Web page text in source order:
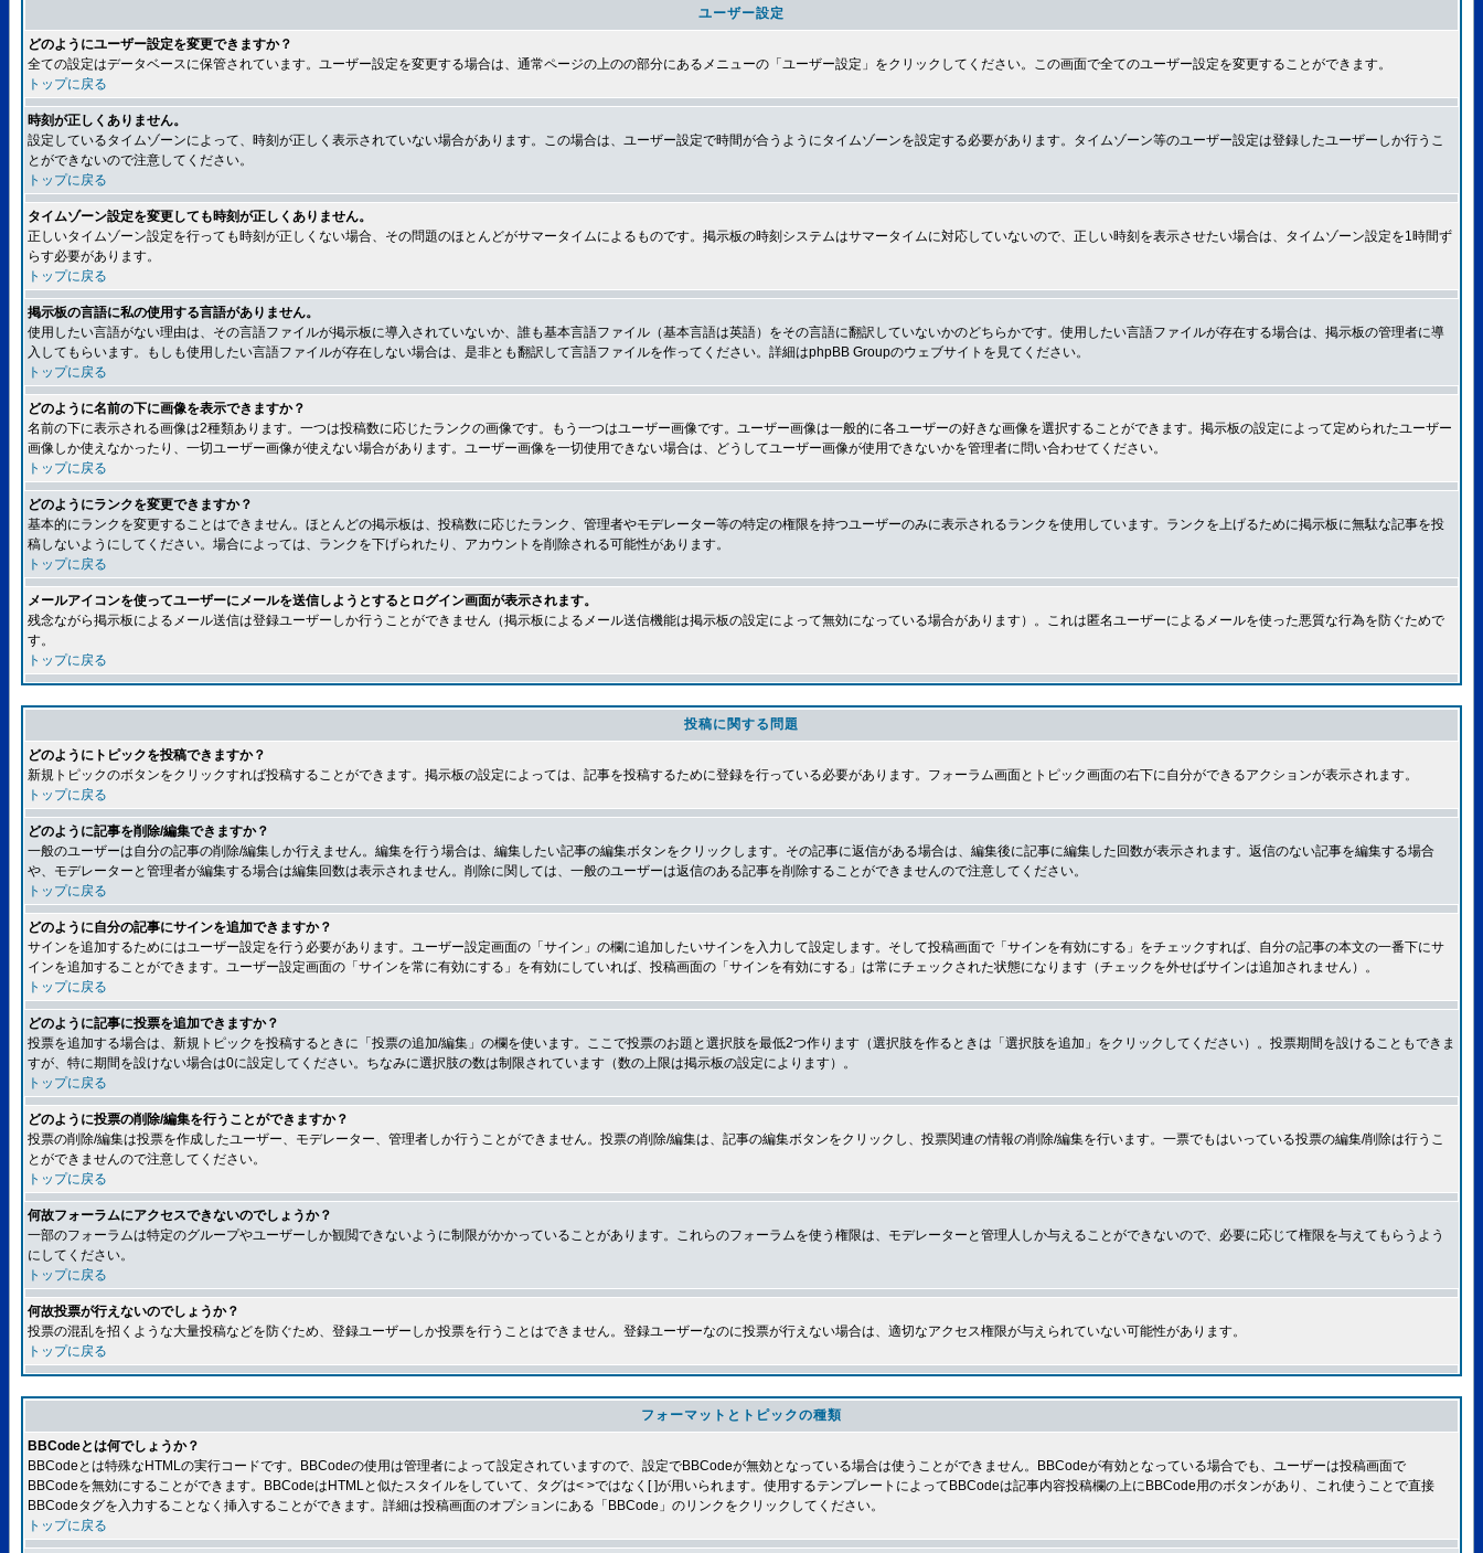
ユーザー設定
どのようにユーザー設定を変更できますか？
全ての設定はデータベースに保管されています。ユーザー設定を変更する場合は、通常ページの上のの部分にあるメニューの「ユーザー設定」をクリックしてください。この画面で全てのユーザー設定を変更することができます。
トップに戻る
時刻が正しくありません。
設定しているタイムゾーンによって、時刻が正しく表示されていない場合があります。この場合は、ユーザー設定で時間が合うようにタイムゾーンを設定する必要があります。タイムゾーン等のユーザー設定は登録したユーザーしか行うこ
とができないので注意してください。
トップに戻る
タイムゾーン設定を変更しても時刻が正しくありません。
正しいタイムゾーン設定を行っても時刻が正しくない場合、その問題のほとんどがサマータイムによるものです。掲示板の時刻システムはサマータイムに対応していないので、正しい時刻を表示させたい場合は、タイムゾーン設定を1時間ず
らす必要があります。
トップに戻る
掲示板の言語に私の使用する言語がありません。
使用したい言語がない理由は、その言語ファイルが掲示板に導入されていないか、誰も基本言語ファイル（基本言語は英語）をその言語に翻訳していないかのどちらかです。使用したい言語ファイルが存在する場合は、掲示板の管理者に導
入してもらいます。もしも使用したい言語ファイルが存在しない場合は、是非とも翻訳して言語ファイルを作ってください。詳細はphpBB Groupのウェブサイトを見てください。
トップに戻る
どのように名前の下に画像を表示できますか？
名前の下に表示される画像は2種類あります。一つは投稿数に応じたランクの画像です。もう一つはユーザー画像です。ユーザー画像は一般的に各ユーザーの好きな画像を選択することができます。掲示板の設定によって定められたユーザー
画像しか使えなかったり、一切ユーザー画像が使えない場合があります。ユーザー画像を一切使用できない場合は、どうしてユーザー画像が使用できないかを管理者に問い合わせてください。
トップに戻る
どのようにランクを変更できますか？
基本的にランクを変更することはできません。ほとんどの掲示板は、投稿数に応じたランク、管理者やモデレーター等の特定の権限を持つユーザーのみに表示されるランクを使用しています。ランクを上げるために掲示板に無駄な記事を投
稿しないようにしてください。場合によっては、ランクを下げられたり、アカウントを削除される可能性があります。
トップに戻る
メールアイコンを使ってユーザーにメールを送信しようとするとログイン画面が表示されます。
残念ながら掲示板によるメール送信は登録ユーザーしか行うことができません（掲示板によるメール送信機能は掲示板の設定によって無効になっている場合があります）。これは匿名ユーザーによるメールを使った悪質な行為を防ぐためで
す。
トップに戻る
投稿に関する問題
どのようにトピックを投稿できますか？
新規トピックのボタンをクリックすれば投稿することができます。掲示板の設定によっては、記事を投稿するために登録を行っている必要があります。フォーラム画面とトピック画面の右下に自分ができるアクションが表示されます。
トップに戻る
どのように記事を削除/編集できますか？
一般のユーザーは自分の記事の削除/編集しか行えません。編集を行う場合は、編集したい記事の編集ボタンをクリックします。その記事に返信がある場合は、編集後に記事に編集した回数が表示されます。返信のない記事を編集する場合
や、モデレーターと管理者が編集する場合は編集回数は表示されません。削除に関しては、一般のユーザーは返信のある記事を削除することができませんので注意してください。
トップに戻る
どのように自分の記事にサインを追加できますか？
サインを追加するためにはユーザー設定を行う必要があります。ユーザー設定画面の「サイン」の欄に追加したいサインを入力して設定します。そして投稿画面で「サインを有効にする」をチェックすれば、自分の記事の本文の一番下にサ
インを追加することができます。ユーザー設定画面の「サインを常に有効にする」を有効にしていれば、投稿画面の「サインを有効にする」は常にチェックされた状態になります（チェックを外せばサインは追加されません）。
トップに戻る
どのように記事に投票を追加できますか？
投票を追加する場合は、新規トピックを投稿するときに「投票の追加/編集」の欄を使います。ここで投票のお題と選択肢を最低2つ作ります（選択肢を作るときは「選択肢を追加」をクリックしてください）。投票期間を設けることもできま
すが、特に期間を設けない場合は0に設定してください。ちなみに選択肢の数は制限されています（数の上限は掲示板の設定によります）。
トップに戻る
どのように投票の削除/編集を行うことができますか？
投票の削除/編集は投票を作成したユーザー、モデレーター、管理者しか行うことができません。投票の削除/編集は、記事の編集ボタンをクリックし、投票関連の情報の削除/編集を行います。一票でもはいっている投票の編集/削除は行うこ
とができませんので注意してください。
トップに戻る
何故フォーラムにアクセスできないのでしょうか？
一部のフォーラムは特定のグループやユーザーしか観閲できないように制限がかかっていることがあります。これらのフォーラムを使う権限は、モデレーターと管理人しか与えることができないので、必要に応じて権限を与えてもらうよう
にしてください。
トップに戻る
何故投票が行えないのでしょうか？
投票の混乱を招くような大量投稿などを防ぐため、登録ユーザーしか投票を行うことはできません。登録ユーザーなのに投票が行えない場合は、適切なアクセス権限が与えられていない可能性があります。
トップに戻る
フォーマットとトピックの種類
BBCodeとは何でしょうか？
BBCodeとは特殊なHTMLの実行コードです。BBCodeの使用は管理者によって設定されていますので、設定でBBCodeが無効となっている場合は使うことができません。BBCodeが有効となっている場合でも、ユーザーは投稿画面で
BBCodeを無効にすることができます。BBCodeはHTMLと似たスタイルをしていて、タグは< >ではなく[ ]が用いられます。使用するテンプレートによってBBCodeは記事内容投稿欄の上にBBCode用のボタンがあり、これ使うことで直接
BBCodeタグを入力することなく挿入することができます。詳細は投稿画面のオプションにある「BBCode」のリンクをクリックしてください。
トップに戻る